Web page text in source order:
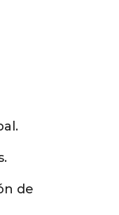
de